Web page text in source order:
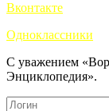
Вконтакте
Одноклассники
С уважением
Энциклопедия».